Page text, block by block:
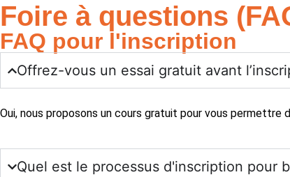
Foire à questions
FAQ pour l'inscription
Offrez-vous un essai gratuit avant
Oui, nous proposons un cours gratuit pour vous permettre
Quel est le processus d'inscription pour